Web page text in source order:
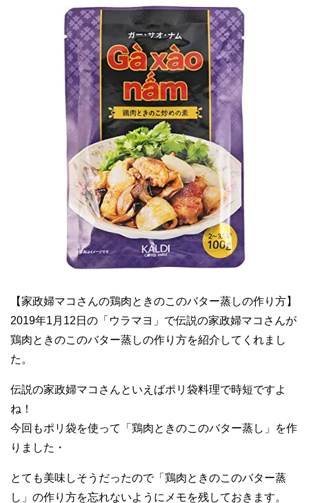
【家政婦マコさんの鶏肉ときのこのバター蒸しの作り方】
2019年1月12日の「ウラマヨ」で伝説の家政婦マコさんが
鶏肉ときのこのバター蒸しの作り方を紹介してくれまし
た。
伝説の家政婦マコさんといえばポリ袋料理で時短ですよ
ね！
今回もポリ袋を使って「鶏肉ときのこのバター蒸し」を作
りました・
とても美味しそうだったので「鶏肉ときのこのバター蒸
し」の作り方を忘れないようにメモを残しておきます。